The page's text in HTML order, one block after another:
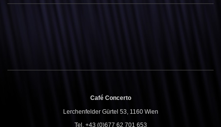
Café Concerto
Lerchenfelder Gürtel 53, 1160 Wien
Tel. +43 (0)677 62 701 653